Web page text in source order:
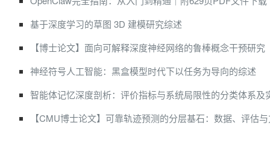
基于深度学习的草图 3D 建模研究综述
【博士论文】面向可解释深度神经网络的鲁棒概念干预研究
神经符号人工智能：黑盒模型时代下以任务为导向的综述
智能体记忆深度剖析：评价指标与系统局限性的分类体系及
【CMU博士论文】可靠轨迹预测的分层基石：数据、评估